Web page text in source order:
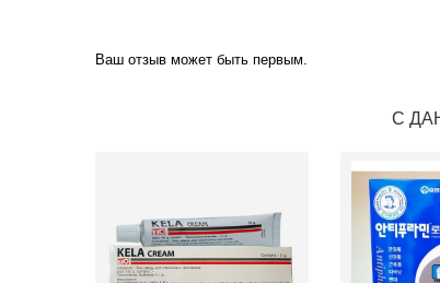
Ваш отзыв может быть первым.
С